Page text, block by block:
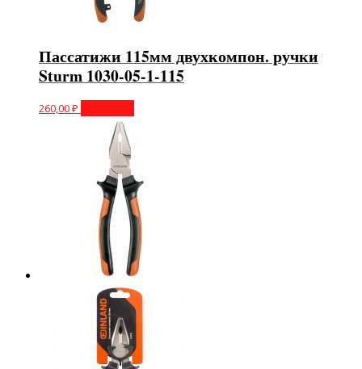
Пассатижи 115мм двухкомпон. ручки
Sturm 1030-05-1-115
260,00₽